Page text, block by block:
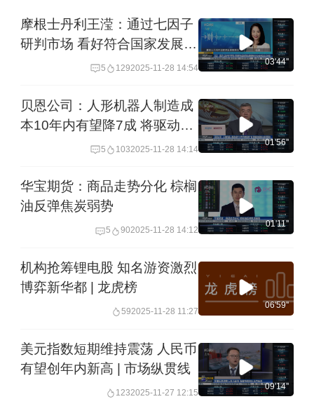
摩根士丹利王滢：通过七因子
研判市场 看好符合国家发展战
略的科创企业和优质红利股
5 1292025-11-28 14:54
03'44''
贝恩公司：人形机器人制造成
本10年内有望降7成 将驱动规
模化应用落地5 1032025-11-28 14:14
01'56''
华宝期货：商品走势分化 棕榈
油反弹焦炭弱势
5 902025-11-28 14:12
01'11''
机构抢筹锂电股 知名游资激烈
博弈新华都 | 龙虎榜
592025-11-28 11:27
06'59''
美元指数短期维持震荡 人民币
有望创年内新高 | 市场纵贯线
1232025-11-27 12:15
09'14''